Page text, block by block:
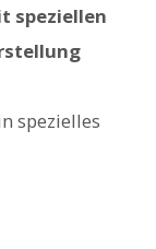
speziellen
spezielles